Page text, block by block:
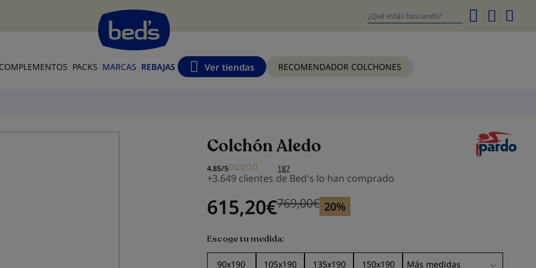
COMPLEMENTOS PACKS MARCAS REBAJAS Ver tiendas RECOMENDADOR COLCHONES
Colchón Aledo
4.85/5 187
+3.649 clientes de Bed's lo han comprado
615,20€ Precio anterior
Precio anterior 769,00
769,00€ 20%
Escoge tu medida
90x190 105x190 135x190 150x190